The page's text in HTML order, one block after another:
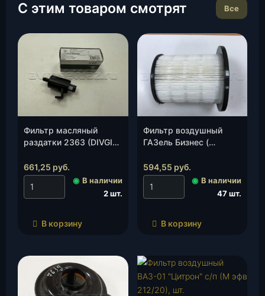
С этим товаром смотрят Все
Фильтр масляный
раздатки 2363 (DIVGI
20-1808100-00), шт.
661,25 руб.
◉ В наличии
2 шт.
В корзину
Фильтр воздушный
ГАЗель Бизнес (
(эфв1577), шт.
594,55 руб.
◉ В наличии
47 шт.
В корзину